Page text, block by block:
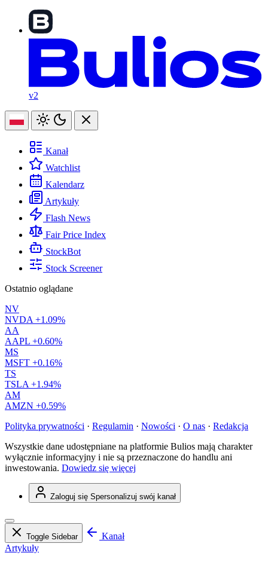
v2
Kanał
Watchlist
Kalendarz
Artykuły
Flash News
Fair Price Index
StockBot
Stock Screener
Ostatnio oglądane
NV
NVDA +1.09%
AA
AAPL +0.60%
MS
MSFT +0.16%
TS
TSLA +1.94%
AM
AMZN +0.59%
Polityka prywatności · Regulamin · Nowości · O nas · Redakcja
Wszystkie dane udostępniane na platformie Bulios mają charakter
wyłącznie informacyjny i nie są przeznaczone do handlu ani
inwestowania. Dowiedz się więcej
Zaloguj się Spersonalizuj swój kanał
Toggle Sidebar
Kanał
Artykuły